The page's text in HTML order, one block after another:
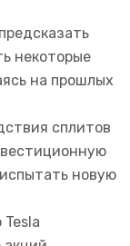
некоторые
на прошлых
сплитов
новую